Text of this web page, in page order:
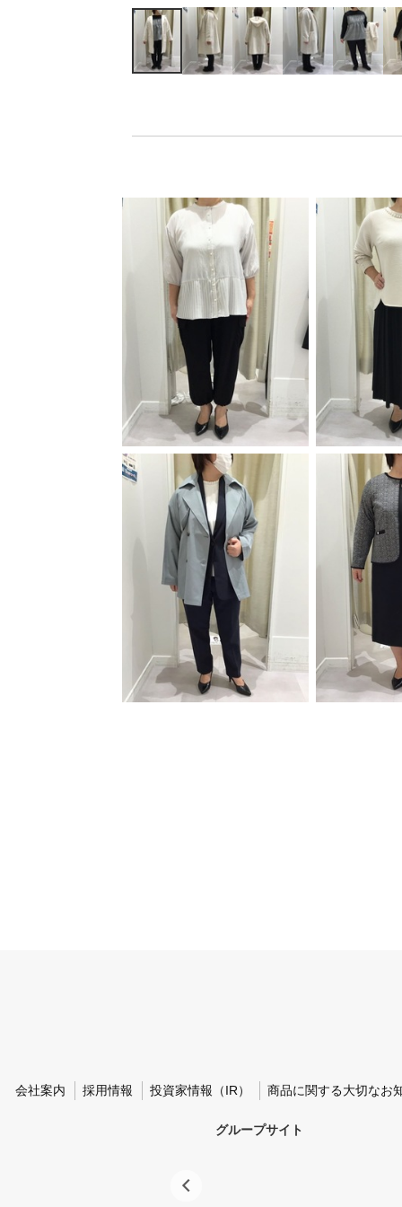
会社案内 採用情報 投資家情報（IR） 商品に関する大切なお
グループサイト